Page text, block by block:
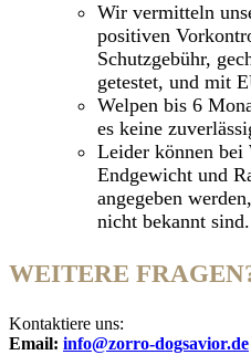
Wir vermitteln
positiven
Schutzgebühr,
getestet, und mit
Welpen bis 6
es keine
Leider können bei
Endgewicht und
angegeben
nicht bekannt sind.
WEITERE
Kontaktiere uns:
Email: info@zorro-dogsavior.de